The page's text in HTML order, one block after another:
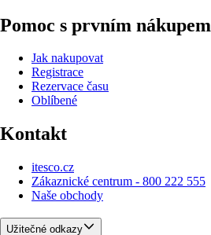
Pomoc s prvním nákupem
Jak nakupovat
Registrace
Rezervace času
Oblíbené
Kontakt
itesco.cz
Zákaznické centrum - 800 222 555
Naše obchody
Užitečné odkazy